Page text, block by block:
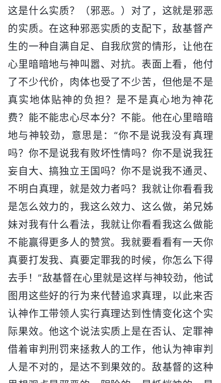
这是什么实质？（邪恶。）对了，这就是邪恶
的实质。在这种邪恶实质的支配下，敌基督产
生的一种自满自足、自我欣赏的情形，让他在
心里暗暗地与神叫嚣、对抗。表面上看，他付
了不少代价，肉体也受了不少苦，但他是不是
真实地体贴神的负担？是不是真心地为神花
费？能不能忠心尽本分？不能。他在心里暗暗
地与神较劲，意思是：“你不是说我没有真理
吗？你不是说我有败坏性情吗？你不是说我狂
妄自大、搞独立王国吗？你不是说我不通灵、
不明白真理，就是效力者吗？我就让你看看我
是怎么效力的，我这么效力、这么做，弟兄姊
妹对我有什么看法，我就让你看看我这么做能
不能赢得更多人的赞赏。我就要看看有一天你
真要打发我、真要定罪我的时候，你怎么下得
去手！”敌基督在心里就是这样与神较劲，他试
图用这些好的行为来代替追求真理，以此来否
认神作工带领人实行真理达到性情变化这个实
际果效。他这个说法实质上是在否认、定罪神
借着审判刑罚来拯救人的工作，他认为神审判
人是不对的，是达不到果效的。敌基督的这种